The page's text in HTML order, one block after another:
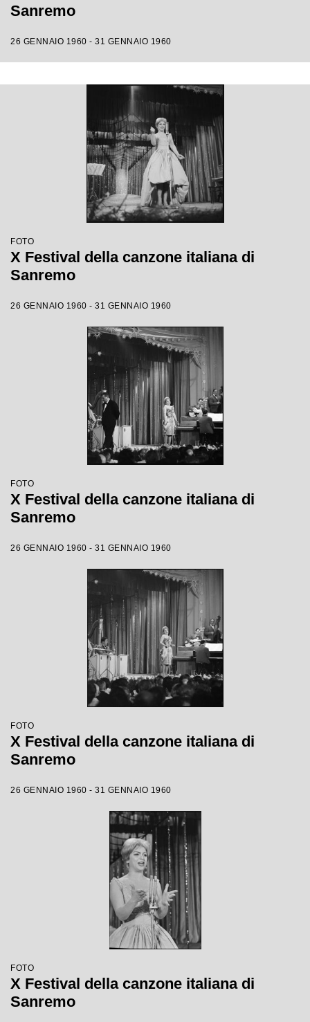
Sanremo
26 GENNAIO 1960 - 31 GENNAIO 1960
FOTO
X Festival della canzone italiana di
Sanremo
26 GENNAIO 1960 - 31 GENNAIO 1960
FOTO
X Festival della canzone italiana di
Sanremo
26 GENNAIO 1960 - 31 GENNAIO 1960
FOTO
X Festival della canzone italiana di
Sanremo
26 GENNAIO 1960 - 31 GENNAIO 1960
FOTO
X Festival della canzone italiana di
Sanremo